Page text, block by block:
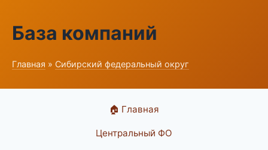
База компаний
Главная » Сибирский федеральный округ
🏠 Главная
Центральный ФО